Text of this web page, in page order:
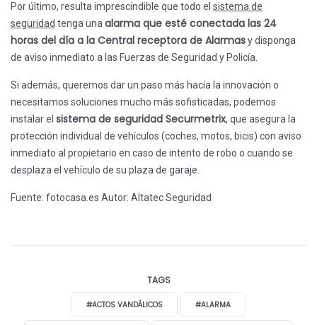
Por último, resulta imprescindible que todo el sistema de
seguridad tenga una alarma que esté conectada las 24
horas del día a la Central receptora de Alarmasy disponga
de aviso inmediato a las Fuerzas de Seguridad y Policía.
Si además, queremos dar un paso más hacía la innovación o
necesitamos soluciones mucho más sofisticadas, podemos
instalar el sistema de seguridad Securmetrix, que asegura la
protección individual de vehículos (coches, motos, bicis) con aviso
inmediato al propietario en caso de intento de robo o cuando se
desplaza el vehículo de su plaza de garaje.
Fuente: fotocasa.es Autor: Altatec Seguridad
TAGS
#ACTOS VANDÁLICOS #ALARMA